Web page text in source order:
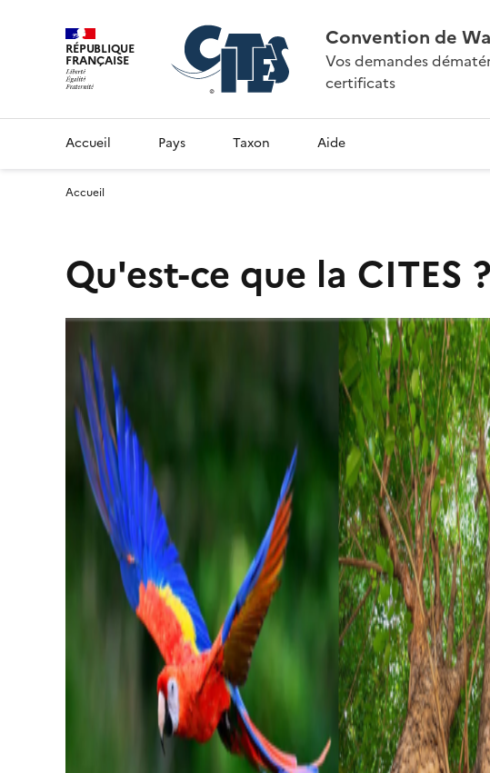
RÉPUBLIQUE
FRANÇAISE
Convention de
Vos demandes
certificats
Accueil Pays Taxon Aide
Accueil
Qu'est-ce que la CITES ?